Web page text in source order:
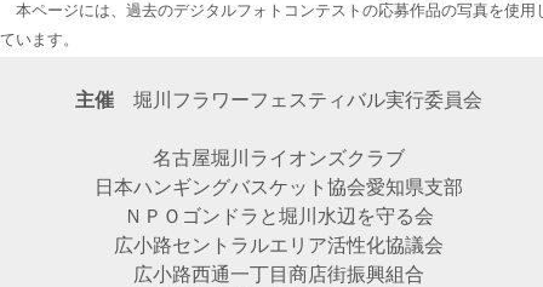
本ページには、過去のデジタルフォトコンテストの応募作品の写真を使用
ています。
主催 堀川フラワーフェスティバル実行委員会
名古屋堀川ライオンズクラブ
日本ハンギングバスケット協会愛知県支部
ＮＰＯゴンドラと堀川水辺を守る会
広小路セントラルエリア活性化協議会
広小路西通一丁目商店街振興組合